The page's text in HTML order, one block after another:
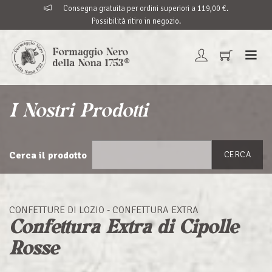
Consegna gratuita per ordini superiori a 119,00 €.
Possibilità ritiro in negozio.
I Nostri Prodotti
Cerca il prodotto CERCA
CONFETTURE DI LOZIO - CONFETTURA EXTRA
Confettura Extra di Cipolle
Rosse